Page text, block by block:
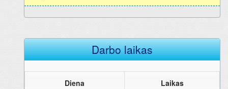
Darbo laikas
Diena Laikas